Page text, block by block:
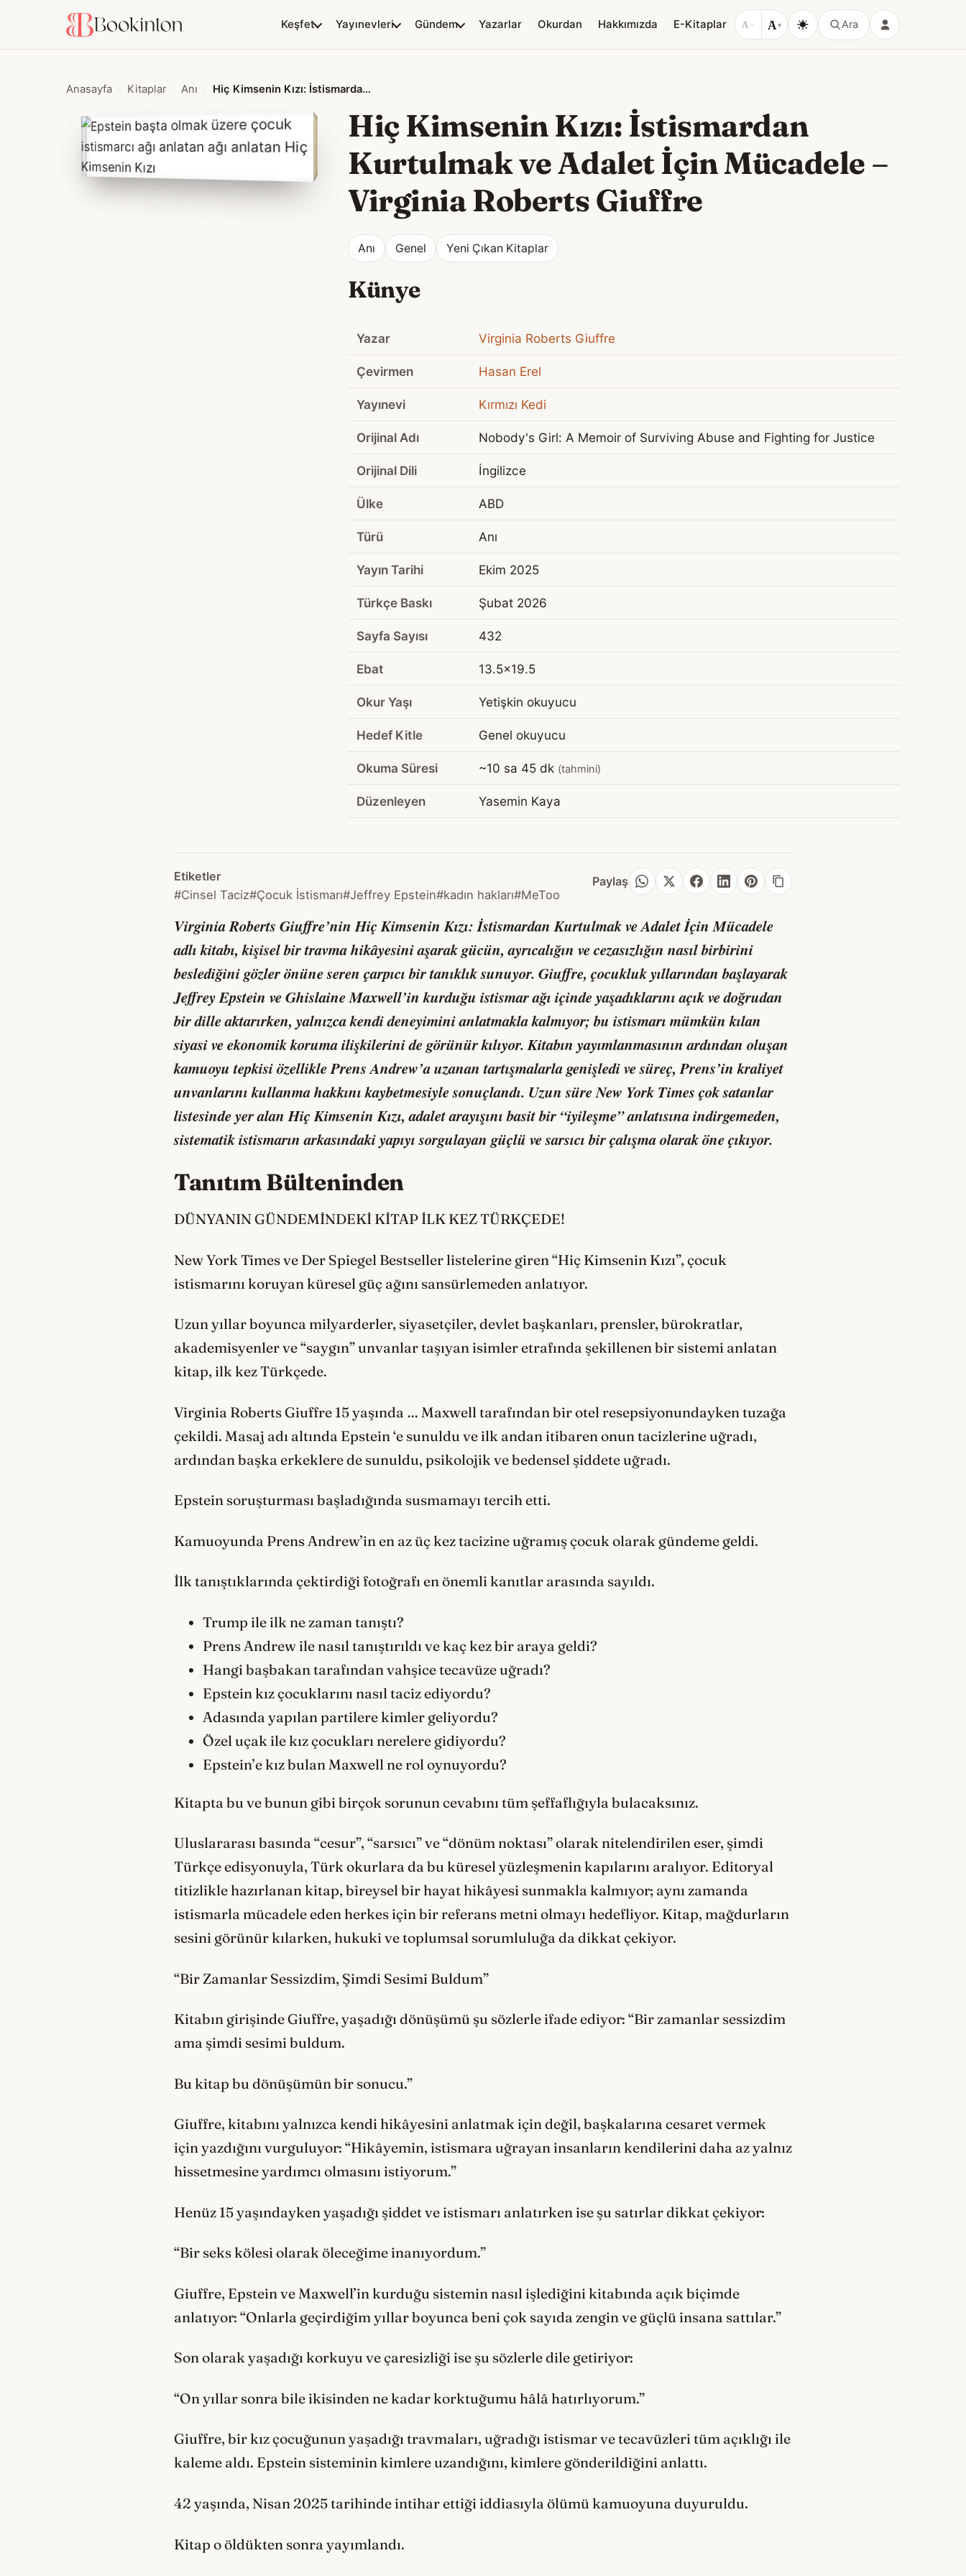
Keşfet Yayınevleri Gündem Yazarlar Okurdan Hakkımızda E-Kitaplar A − A+ Ara
Anasayfa Kitaplar Anı Hiç Kimsenin Kızı: İstismardan Kurtulmak ve Adalet İçin Mücadele
Hiç Kimsenin Kızı: İstismardan
Kurtulmak ve Adalet İçin Mücadele –
Virginia Roberts Giuffre
Anı Genel Yeni Çıkan Kitaplar
Künye
Yazar Virginia Roberts Giuffre
Çevirmen Hasan Erel
Yayınevi Kırmızı Kedi
Orijinal Adı Nobody's Girl: A Memoir of Surviving Abuse and Fighting for Justice
Orijinal Dili İngilizce
Ülke ABD
Türü Anı
Yayın Tarihi Ekim 2025
Türkçe Baskı Şubat 2026
Sayfa Sayısı 432
Ebat 13.5x19.5
Okur Yaşı Yetişkin okuyucu
Hedef Kitle Genel okuyucu
Okuma Süresi ~10 sa 45 dk (tahmini)
Düzenleyen Yasemin Kaya
Etiketler
#Cinsel Taciz#Çocuk İstismarı#Jeffrey Epstein#kadın hakları#MeToo
Paylaş
Virginia Roberts Giuffre’ninHiç Kimsenin Kızı: İstismardan Kurtulmak ve Adalet İçin Mücadele
adlı kitabı, kişisel bir travma hikâyesini aşarak gücün, ayrıcalığın ve cezasızlığın nasıl birbirini
beslediğini gözler önüne seren çarpıcı bir tanıklık sunuyor. Giuffre, çocukluk yıllarından başlayarak
Jeffrey Epstein ve Ghislaine Maxwell’in kurduğu istismar ağı içinde yaşadıklarını açık ve doğrudan
bir dille aktarırken, yalnızca kendi deneyimini anlatmakla kalmıyor; bu istismarı mümkün kılan
siyasi ve ekonomik koruma ilişkilerini de görünür kılıyor. Kitabın yayımlanmasının ardından oluşan
kamuoyu tepkisi özellikle Prens Andrew’a uzanan tartışmalarla genişledi ve süreç, Prens’in kraliyet
unvanlarını kullanma hakkını kaybetmesiyle sonuçlandı. Uzun süre New York Times çok satanlar
listesinde yer alanHiç Kimsenin Kızı, adalet arayışını basit bir “iyileşme” anlatısına indirgemeden,
sistematik istismarın arkasındaki yapıyı sorgulayan güçlü ve sarsıcı bir çalışma olarak öne çıkıyor.
Tanıtım Bülteninden
DÜNYANIN GÜNDEMİNDEKİ KİTAP İLK KEZ TÜRKÇEDE!
New York Times ve Der Spiegel Bestseller listelerine giren “Hiç Kimsenin Kızı”, çocuk
istismarını koruyan küresel güç ağını sansürlemeden anlatıyor.
Uzun yıllar boyunca milyarderler, siyasetçiler, devlet başkanları, prensler, bürokratlar,
akademisyenler ve “saygın” unvanlar taşıyan isimler etrafında şekillenen bir sistemi anlatan
kitap, ilk kez Türkçede.
Virginia Roberts Giuffre 15 yaşında … Maxwell tarafından bir otel resepsiyonundayken tuzağa
çekildi. Masaj adı altında Epstein ‘e sunuldu ve ilk andan itibaren onun tacizlerine uğradı,
ardından başka erkeklere de sunuldu, psikolojik ve bedensel şiddete uğradı.
Epstein soruşturması başladığında susmamayı tercih etti.
Kamuoyunda Prens Andrew’in en az üç kez tacizine uğramış çocuk olarak gündeme geldi.
İlk tanıştıklarında çektirdiği fotoğrafı en önemli kanıtlar arasında sayıldı.
Trump ile ilk ne zaman tanıştı?
Prens Andrew ile nasıl tanıştırıldı ve kaç kez bir araya geldi?
Hangi başbakan tarafından vahşice tecavüze uğradı?
Epstein kız çocuklarını nasıl taciz ediyordu?
Adasında yapılan partilere kimler geliyordu?
Özel uçak ile kız çocukları nerelere gidiyordu?
Epstein’e kız bulan Maxwell ne rol oynuyordu?
Kitapta bu ve bunun gibi birçok sorunun cevabını tüm şeffaflığıyla bulacaksınız.
Uluslararası basında “cesur”, “sarsıcı” ve “dönüm noktası” olarak nitelendirilen eser, şimdi
Türkçe edisyonuyla, Türk okurlara da bu küresel yüzleşmenin kapılarını aralıyor. Editoryal
titizlikle hazırlanan kitap, bireysel bir hayat hikâyesi sunmakla kalmıyor; aynı zamanda
istismarla mücadele eden herkes için bir referans metni olmayı hedefliyor. Kitap, mağdurların
sesini görünür kılarken, hukuki ve toplumsal sorumluluğa da dikkat çekiyor.
“Bir Zamanlar Sessizdim, Şimdi Sesimi Buldum”
Kitabın girişinde Giuffre, yaşadığı dönüşümü şu sözlerle ifade ediyor: “Bir zamanlar sessizdim
ama şimdi sesimi buldum.
Bu kitap bu dönüşümün bir sonucu.”
Giuffre, kitabını yalnızca kendi hikâyesini anlatmak için değil, başkalarına cesaret vermek
için yazdığını vurguluyor: “Hikâyemin, istismara uğrayan insanların kendilerini daha az yalnız
hissetmesine yardımcı olmasını istiyorum.”
Henüz 15 yaşındayken yaşadığı şiddet ve istismarı anlatırken ise şu satırlar dikkat çekiyor:
“Bir seks kölesi olarak öleceğime inanıyordum.”
Giuffre, Epstein ve Maxwell’in kurduğu sistemin nasıl işlediğini kitabında açık biçimde
anlatıyor: “Onlarla geçirdiğim yıllar boyunca beni çok sayıda zengin ve güçlü insana sattılar.”
Son olarak yaşadığı korkuyu ve çaresizliği ise şu sözlerle dile getiriyor:
“On yıllar sonra bile ikisinden ne kadar korktuğumu hâlâ hatırlıyorum.”
Giuffre, bir kız çocuğunun yaşadığı travmaları, uğradığı istismar ve tecavüzleri tüm açıklığı ile
kaleme aldı. Epstein sisteminin kimlere uzandığını, kimlere gönderildiğini anlattı.
42 yaşında, Nisan 2025 tarihinde intihar ettiği iddiasıyla ölümü kamuoyuna duyuruldu.
Kitap o öldükten sonra yayımlandı.